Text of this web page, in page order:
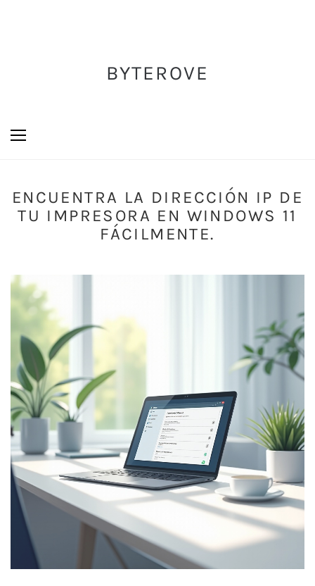
BYTEROVE
ENCUENTRA LA DIRECCIÓN IP DE
TU IMPRESORA EN WINDOWS 11
FÁCILMENTE.